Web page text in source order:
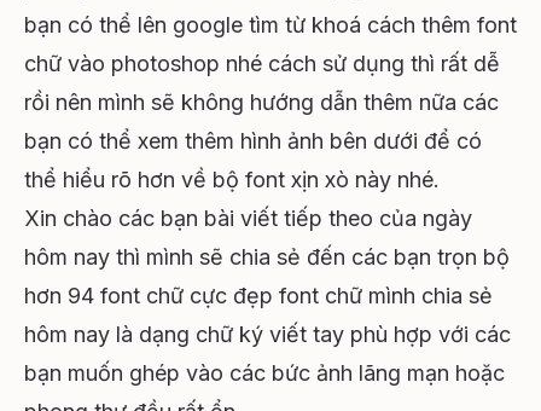
bạn có thể lên google tìm từ khoá cách thêm font
chữ vào photoshop nhé cách sử dụng thì rất dễ
rồi nên mình sẽ không hướng dẫn thêm nữa các
bạn có thể xem thêm hình ảnh bên dưới để có
thể hiểu rõ hơn về bộ font xịn xò này nhé.
Xin chào các bạn bài viết tiếp theo của ngày
hôm nay thì mình sẽ chia sẻ đến các bạn trọn bộ
hơn 94 font chữ cực đẹp font chữ mình chia sẻ
hôm nay là dạng chữ ký viết tay phù hợp với các
bạn muốn ghép vào các bức ảnh lãng mạn hoặc